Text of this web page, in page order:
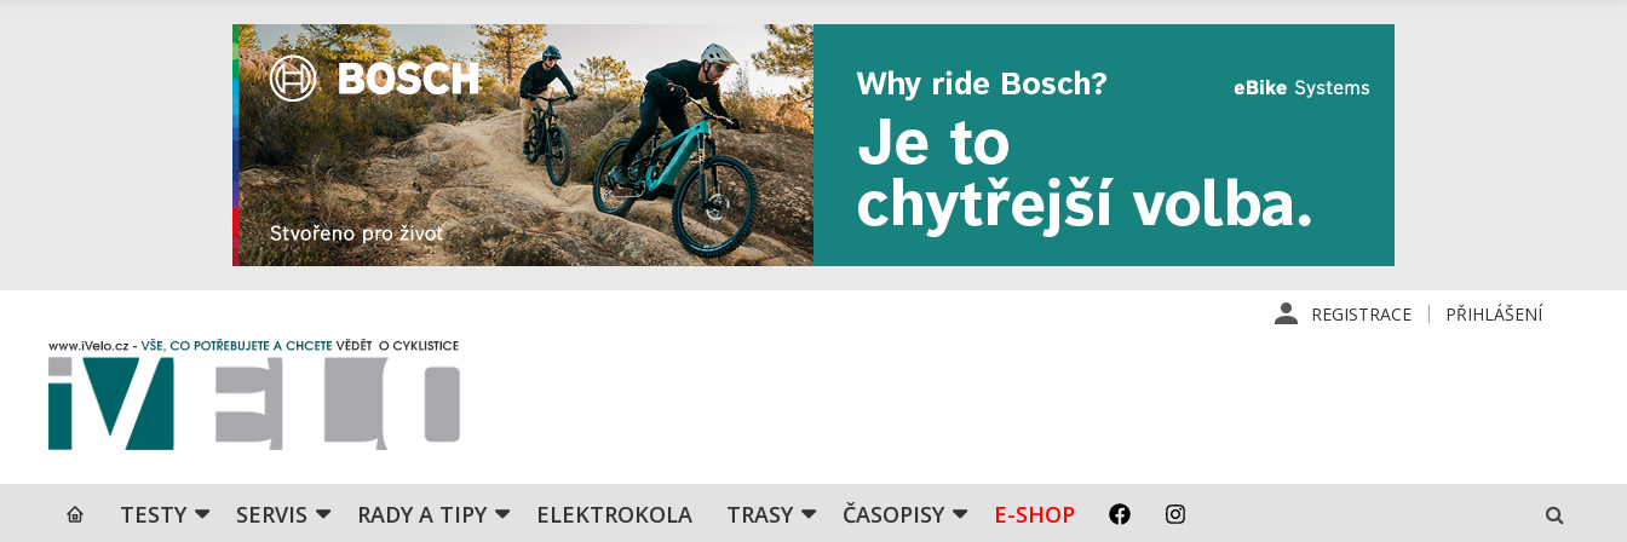
REGISTRACE PŘIHLÁŠENÍ
TESTY SERVIS RADY A TIPY ELEKTROKOLA TRASY ČASOPISY E-SHOP